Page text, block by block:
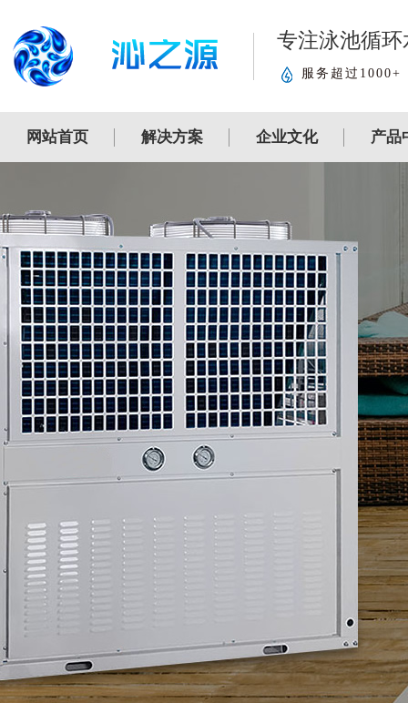
专注泳池循
服务超过1000+
网站首页 解决方案 企业文化 产品